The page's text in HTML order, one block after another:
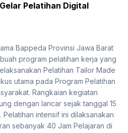
Pelatihan Digital
Bappeda Provinsi Jawa Barat
program pelatihan kerja yang
Pelatihan Tailor Made
utama pada Program Pelatihan
Rangkaian kegiatan
dengan lancar sejak tanggal 15
Pelatihan intensif ini dilaksanakan
sebanyak 40 Jam Pelajaran di